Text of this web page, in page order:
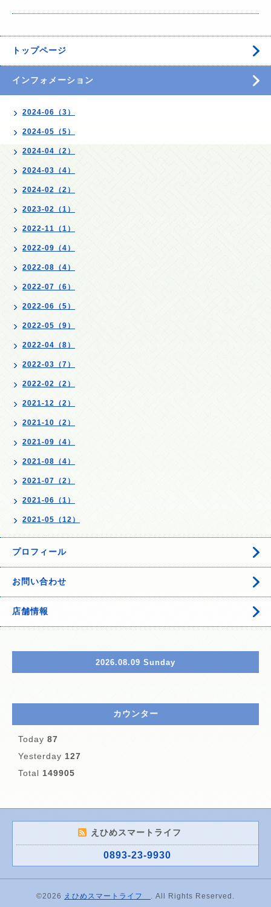
トップページ
インフォメーション
2024-06（3）
2024-05（5）
2024-04（2）
2024-03（4）
2024-02（2）
2023-02（1）
2022-11（1）
2022-09（4）
2022-08（4）
2022-07（6）
2022-06（5）
2022-05（9）
2022-04（8）
2022-03（7）
2022-02（2）
2021-12（2）
2021-10（2）
2021-09（4）
2021-08（4）
2021-07（2）
2021-06（1）
2021-05（12）
プロフィール
お問い合わせ
店舗情報
2026.08.09 Sunday
カウンター
Today 87
Yesterday 127
Total 149905
えひめスマートライフ
0893-23-9930
©2026 えひめスマートライフ . All Rights Reserved.